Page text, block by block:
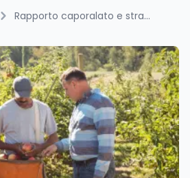
Rapporto caporalato e strage di Cosenza: la mappa dello sfruttamento dei braccianti in Italia